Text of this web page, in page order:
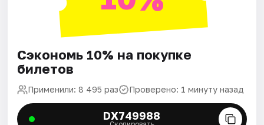
Сэкономь 10% на покупке
билетов
Применили: 8 495 раз Проверено: 1 минуту назад
DX749988